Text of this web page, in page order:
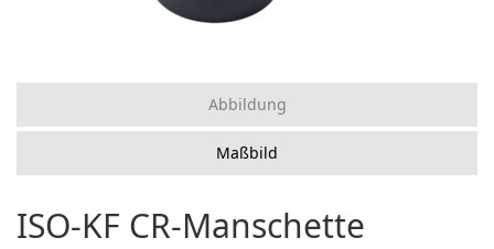
Abbildung
Maßbild
ISO-KF CR-Manschette